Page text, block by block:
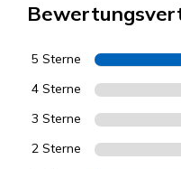
5 Sterne
4 Sterne
3 Sterne
2 Sterne